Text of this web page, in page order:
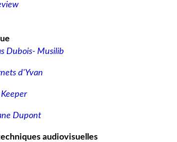
Dubois- Musilib
d'Yvan
Dupont
audiovisuelles